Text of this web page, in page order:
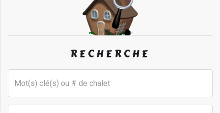
RECHERCHE